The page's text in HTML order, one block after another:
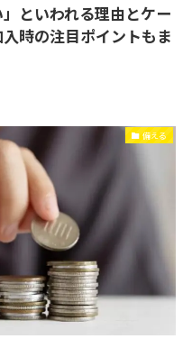
といわれる理由とケー
時の注目ポイントもま
備える